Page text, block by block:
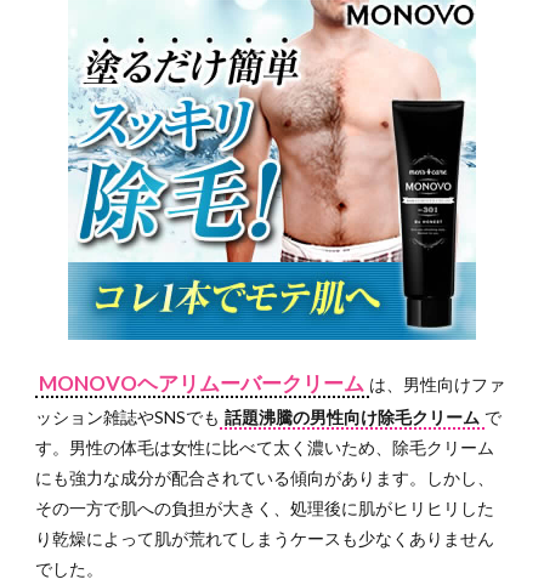
MONOVOヘアリムーバークリーム は、男性向けファ
ッション雑誌やSNSでも 話題沸騰の男性向け除毛クリーム で
す。男性の体毛は女性に比べて太く濃いため、除毛クリーム
にも強力な成分が配合されている傾向があります。しかし、
その一方で肌への負担が大きく、処理後に肌がヒリヒリした
り乾燥によって肌が荒れてしまうケースも少なくありません
でした。